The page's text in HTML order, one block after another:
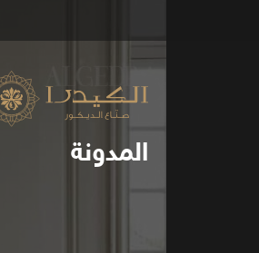
المدونة